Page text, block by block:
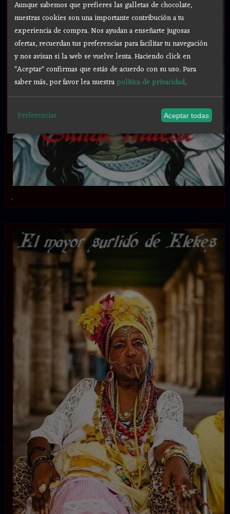
.
Aunque sabemos que prefieres las galletas de chocolate,
nuestras cookies son una importante contribución a tu
experiencia de compra. Nos ayudan a enseñarte jugosas
ofertas, recuerdan tus preferencias para facilitar tu navegación
y nos avisan si la web se vuelve lenta. Haciendo click en
"Aceptar" confirmas que estás de acuerdo con su uso.Para
saber más, por favor lea nuestrapolítica de privacidad.
Preferencias Aceptar todas